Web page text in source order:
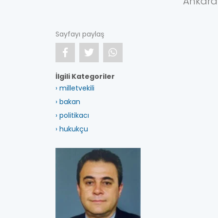
Sayfayı paylaş
İlgili Kategoriler
› milletvekili
› bakan
› politikacı
› hukukçu